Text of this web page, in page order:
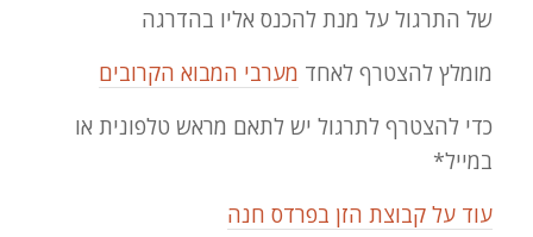
של התרגול על מנת להכנס אליו בהדרגה
מומלץ להצטרף לאחד מערבי המבוא הקרובים
כדי להצטרף לתרגול יש לתאם מראש טלפונית או
במייל*
עוד על קבוצת הזן בפרדס חנה